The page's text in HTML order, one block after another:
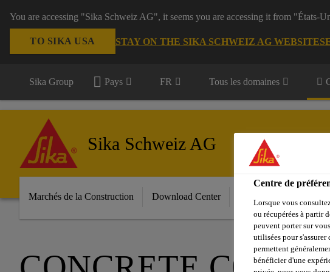
You are accessing "Sika Schweiz AG", it seems you are accessing it from "États-
TO SIKA USA STAY ON THE SIKA SCHWEIZ AG WEBSITE
Sika Group Pays FR Tous les domaines
Sika Schweiz AG
Marchés de la Construction Download Center
Centre de
Lorsque vous
ou récupérées à partir
peuvent porter sur
utilisées pour
permettent
bénéficier d'une